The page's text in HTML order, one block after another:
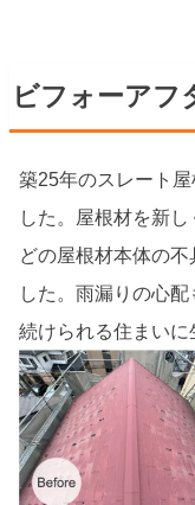
ビフォーアフ
築25年のスレート
した。屋根材を新
どの屋根材本体の
した。雨漏りの心
続けられる住まいに